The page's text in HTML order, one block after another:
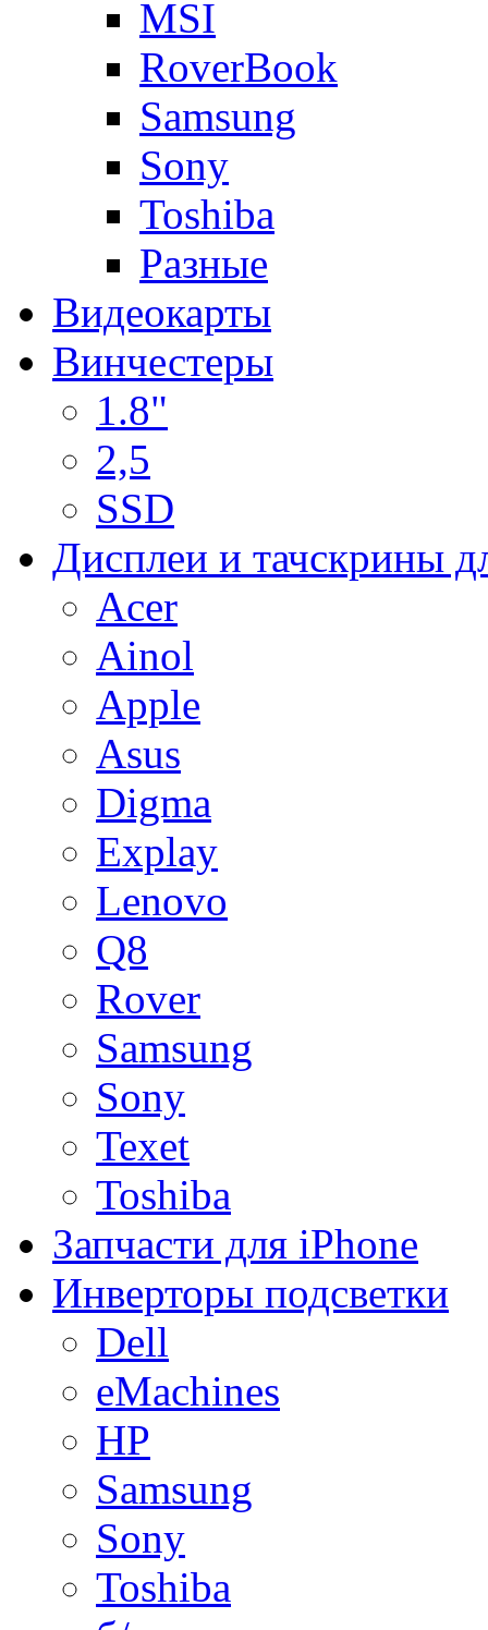
MSI
RoverBook
Samsung
Sony
Toshiba
Разные
Видеокарты
Винчестеры
1.8"
2,5
SSD
Дисплеи и тачскрины
Acer
Ainol
Apple
Asus
Digma
Explay
Lenovo
Q8
Rover
Samsung
Sony
Texet
Toshiba
Запчасти для iPhone
Инверторы подсветки
Dell
eMachines
HP
Samsung
Sony
Toshiba